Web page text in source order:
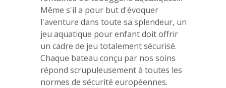
Même s'il a pour but d'évoquer
l'aventure dans toute sa splendeur, un
jeu aquatique pour enfant doit offrir
un cadre de jeu totalement sécurisé.
Chaque bateau conçu par nos soins
répond scrupuleusement à toutes les
normes de sécurité européennes.